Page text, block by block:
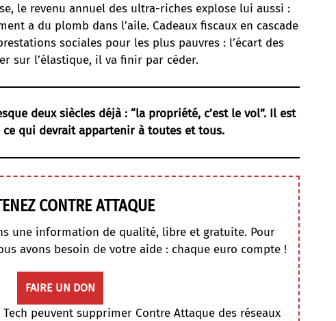
le revenu annuel des ultra-riches explose lui aussi :
a du plomb dans l’aile. Cadeaux fiscaux en cascade
sociales pour les plus pauvres : l’écart des
sur l’élastique, il va finir par céder.
deux siècles déjà : “la propriété, c’est le vol”. Il est
ce qui devrait appartenir à toutes et tous.
CONTRE ATTAQUE
une information de qualité, libre et gratuite. Pour
avons besoin de votre aide : chaque euro compte !
FAIRE UN DON
peuvent supprimer Contre Attaque des réseaux